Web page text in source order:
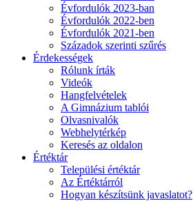
Évfordulók 2023-ban
Évfordulók 2022-ben
Évfordulók 2021-ben
Századok szerinti szűrés
Érdekességek
Rólunk írták
Videók
Hangfelvételek
A Gimnázium tablói
Olvasnivalók
Webhelytérkép
Keresés az oldalon
Értéktár
Települési értéktár
Az Értéktárról
Hogyan készítsünk javaslatot?